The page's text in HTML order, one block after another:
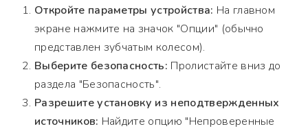
Откройте параметры устройства: На главном
экране нажмите на значок "Опции" (обычно
представлен зубчатым колесом).
Выберите безопасность: Пролистайте вниз до
раздела "Безопасность".
Разрешите установку из неподтвержденных
источников: Найдите опцию "Непроверенные